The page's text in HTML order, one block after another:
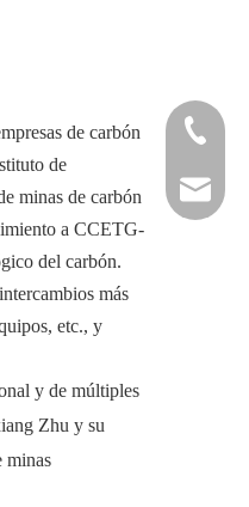
de carbón
de
minas de carbón
a CCETG-
del carbón.
más
etc., y
y de múltiples
Zhu y su
minas
+86-
+86-